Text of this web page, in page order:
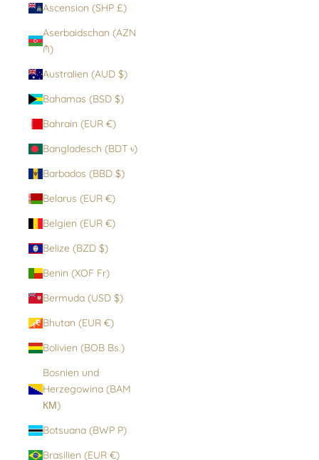
Ascension (SHP £)
Aserbaidschan (AZN
₼)
Australien (AUD $)
Bahamas (BSD $)
Bahrain (EUR €)
Bangladesch (BDT ৳)
Barbados (BBD $)
Belarus (EUR €)
Belgien (EUR €)
Belize (BZD $)
Benin (XOF Fr)
Bermuda (USD $)
Bhutan (EUR €)
Bolivien (BOB Bs.)
Bosnien und
Herzegowina (BAM
КМ)
Botsuana (BWP P)
Brasilien (EUR €)